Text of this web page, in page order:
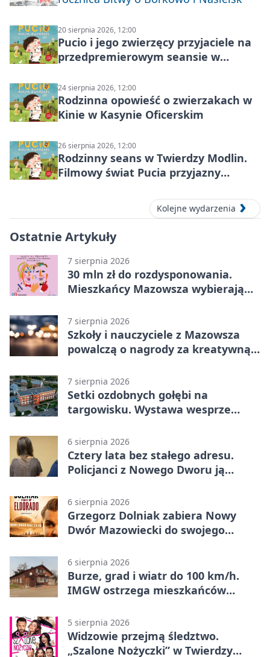
20 sierpnia 2026, 12:00
Pucio i jego zwierzęcy przyjaciele na
przedpremierowym seansie w
24 sierpnia 2026, 12:00
Rodzinna opowieść o zwierzakach w
Kinie w Kasynie Oficerskim
26 sierpnia 2026, 12:00
Rodzinny seans w Twierdzy Modlin.
Filmowy świat Pucia przyjazny
Kolejne wydarzenia
Ostatnie Artykuły
7 sierpnia 2026
30 mln zł do rozdysponowania.
Mieszkańcy Mazowsza wybierają
7 sierpnia 2026
Szkoły i nauczyciele z Mazowsza
powalczą o nagrody za kreatywną
7 sierpnia 2026
Setki ozdobnych gołębi na
targowisku. Wystawa wesprze
6 sierpnia 2026
Cztery lata bez stałego adresu.
Policjanci z Nowego Dworu ją
6 sierpnia 2026
Grzegorz Dolniak zabiera Nowy
Dwór Mazowiecki do swojego
6 sierpnia 2026
Burze, grad i wiatr do 100 km/h.
IMGW ostrzega mieszkańców
5 sierpnia 2026
Widzowie przejmą śledztwo.
„Szalone Nożyczki” w Twierdzy